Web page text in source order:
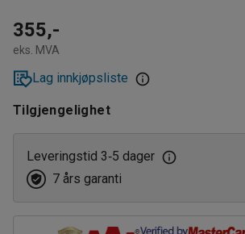
355,-
eks. MVA
Lag innkjøpsliste
Tilgjengelighet
Leveringstid 3‑5 dager
7 års garanti